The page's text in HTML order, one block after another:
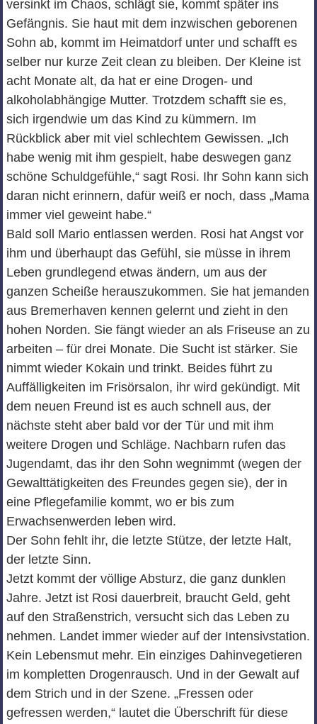
versinkt im Chaos, schlägt sie, kommt später ins
Gefängnis. Sie haut mit dem inzwischen geborenen
Sohn ab, kommt im Heimatdorf unter und schafft es
selber nur kurze Zeit clean zu bleiben. Der Kleine ist
acht Monate alt, da hat er eine Drogen- und
alkoholabhängige Mutter. Trotzdem schafft sie es,
sich irgendwie um das Kind zu kümmern. Im
Rückblick aber mit viel schlechtem Gewissen. „Ich
habe wenig mit ihm gespielt, habe deswegen ganz
schöne Schuldgefühle,“ sagt Rosi. Ihr Sohn kann sich
daran nicht erinnern, dafür weiß er noch, dass „Mama
immer viel geweint habe.“
Bald soll Mario entlassen werden. Rosi hat Angst vor
ihm und überhaupt das Gefühl, sie müsse in ihrem
Leben grundlegend etwas ändern, um aus der
ganzen Scheiße herauszukommen. Sie hat jemanden
aus Bremerhaven kennen gelernt und zieht in den
hohen Norden. Sie fängt wieder an als Friseuse an zu
arbeiten – für drei Monate. Die Sucht ist stärker. Sie
nimmt wieder Kokain und trinkt. Beides führt zu
Auffälligkeiten im Frisörsalon, ihr wird gekündigt. Mit
dem neuen Freund ist es auch schnell aus, der
nächste steht aber bald vor der Tür und mit ihm
weitere Drogen und Schläge. Nachbarn rufen das
Jugendamt, das ihr den Sohn wegnimmt (wegen der
Gewalttätigkeiten des Freundes gegen sie), der in
eine Pflegefamilie kommt, wo er bis zum
Erwachsenwerden leben wird.
Der Sohn fehlt ihr, die letzte Stütze, der letzte Halt,
der letzte Sinn.
Jetzt kommt der völlige Absturz, die ganz dunklen
Jahre. Jetzt ist Rosi dauerbreit, braucht Geld, geht
auf den Straßenstrich, versucht sich das Leben zu
nehmen. Landet immer wieder auf der Intensivstation.
Kein Lebensmut mehr. Ein einziges Dahinvegetieren
im kompletten Drogenrausch. Und in der Gewalt auf
dem Strich und in der Szene. „Fressen oder
gefressen werden,“ lautet die Überschrift für diese